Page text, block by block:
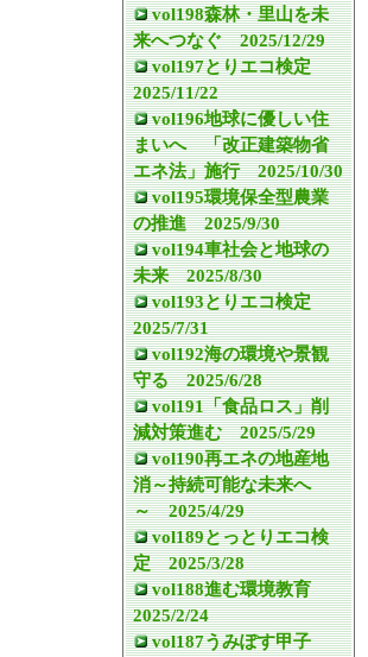
vol198森林・里山を未
来へつなぐ 2025/12/29
vol197とりエコ検定
2025/11/22
vol196地球に優しい住
まいへ 「改正建築物省
エネ法」施行 2025/10/30
vol195環境保全型農業
の推進 2025/9/30
vol194車社会と地球の
未来 2025/8/30
vol193とりエコ検定
2025/7/31
vol192海の環境や景観
守る 2025/6/28
vol191「食品ロス」削
減対策進む 2025/5/29
vol190再エネの地産地
消～持続可能な未来へ
～ 2025/4/29
vol189とっとりエコ検
定 2025/3/28
vol188進む環境教育
2025/2/24
vol187うみぽす甲子